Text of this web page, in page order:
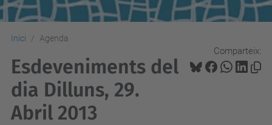
Inici Agenda
Comparteix:
Esdeveniments del
dia Dilluns, 29.
Abril 2013